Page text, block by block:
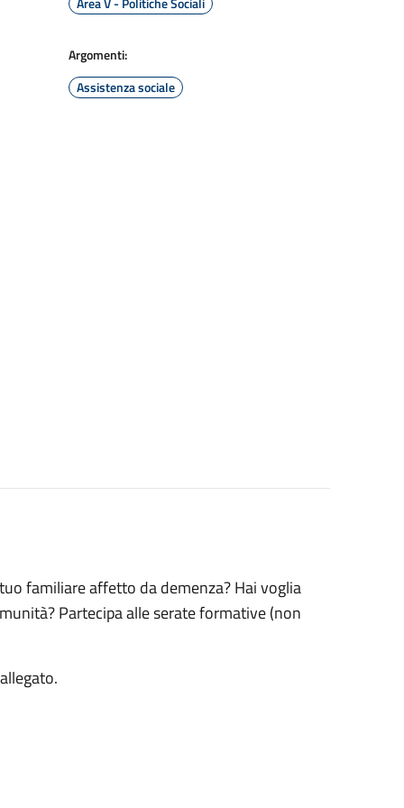
Argomenti:
Assistenza sociale
familiare affetto da demenza? Hai voglia
Partecipa alle serate formative (non